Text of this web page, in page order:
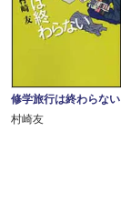
修学旅行は終わらない
村崎友